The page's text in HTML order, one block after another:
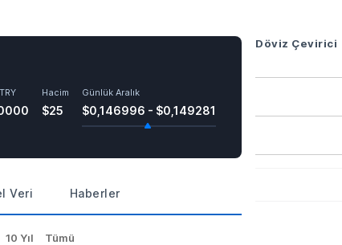
Hacim
$25
Günlük Aralık
$0,146996 - $0,149281
Veri Haberler
10 Yıl Tümü
Döviz Çevirici